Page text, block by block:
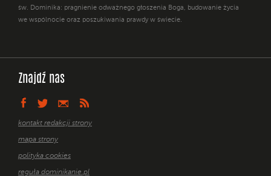
św. Dominika: pragnienie odważnego głoszenia Boga, budowanie życia
we wspólnocie oraz poszukiwania prawdy w świecie.
Znajdź nas
kontakt redakcji strony
mapa strony
polityka cookies
reguła dominikanie.pl